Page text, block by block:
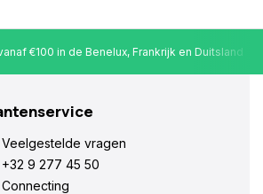
€100 in de Benelux, Frankrijk en Duitsland
Veelgestelde vragen
+32 9 277 45 50
Connecting